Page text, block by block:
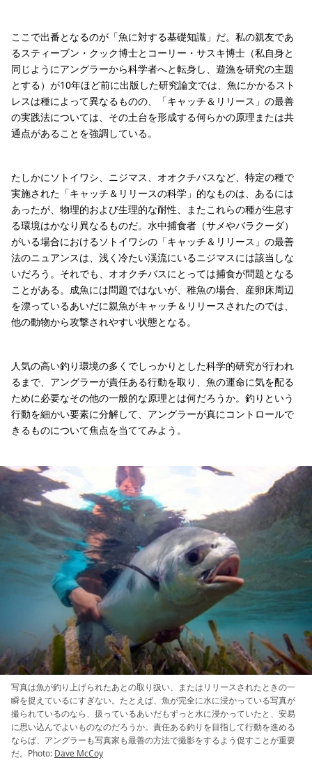
ここで出番となるのが「魚に対する基礎知識」だ。私の親友であ
るスティーブン・クック博士とコーリー・サスキ博士（私自身と
同じようにアングラーから科学者へと転身し、遊漁を研究の主題
とする）が10年ほど前に出版した研究論文では、魚にかかるスト
レスは種によって異なるものの、「キャッチ＆リリース」の最善
の実践法については、その土台を形成する何らかの原理または共
通点があることを強調している。
たしかにソトイワシ、ニジマス、オオクチバスなど、特定の種で
実施された「キャッチ＆リリースの科学」的なものは、あるには
あったが、物理的および生理的な耐性、またこれらの種が生息す
る環境はかなり異なるものだ。水中捕食者（サメやバラクーダ）
がいる場合におけるソトイワシの「キャッチ＆リリース」の最善
法のニュアンスは、浅く冷たい渓流にいるニジマスには該当しな
いだろう。それでも、オオクチバスにとっては捕食が問題となる
ことがある。成魚には問題ではないが、稚魚の場合、産卵床周辺
を漂っているあいだに親魚がキャッチ＆リリースされたのでは、
他の動物から攻撃されやすい状態となる。
人気の高い釣り環境の多くでしっかりとした科学的研究が行われ
るまで、アングラーが責任ある行動を取り、魚の運命に気を配る
ために必要なその他の一般的な原理とは何だろうか。釣りという
行動を細かい要素に分解して、アングラーが真にコントロールで
きるものについて焦点を当ててみよう。
写真は魚が釣り上げられたあとの取り扱い、またはリリースされたときの一
瞬を捉えているにすぎない。たとえば、魚が完全に水に浸かっている写真が
撮られているのなら、扱っているあいだもずっと水に浸かっていたと、安易
に思い込んでよいものなのだろうか。責任ある釣りを目指して行動を進める
ならば、アングラーも写真家も最善の方法で撮影をするよう促すことが重要
だ。Photo: Dave McCoy